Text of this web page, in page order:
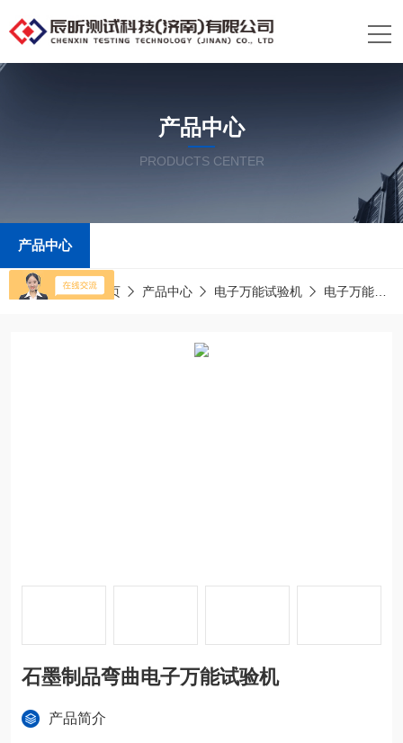
产品中心
PRODUCTS CENTER
产品中心
当前位置：首页 产品中心 电子万能试验机 电子万能压力试验机
石墨制品弯曲电子万能试验机
产品简介